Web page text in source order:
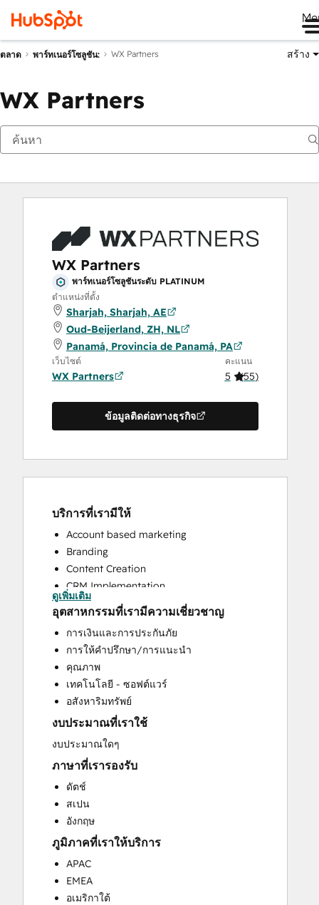
ตลาด พาร์ทเนอร์โซลูชัน: WX Partners สร้าง
WX Partners
WX Partners
พาร์ทเนอร์โซลูชันระดับ PLATINUM
ตำแหน่งที่ตั้ง
Sharjah, Sharjah, AE
Oud-Beijerland, ZH, NL
Panamá, Provincia de Panamá, PA
เว็บไซต์
WX Partners
คะแนน
5 (55)
ข้อมูลติดต่อทางธุรกิจ
บริการที่เรามีให้
Account based marketing
Branding
Content Creation
CRM Implementation
CRM Migration
Custom API Integrations
Email Marketing
Full Inbound Marketing Services
Help Desk Implementation
HubSpot Onboarding
Knowledge Base Development
Paid Advertising
Programmable Automation
Sales and Marketing Alignment
Sales Coaching and Training
Sales Enablement
Search Engine Optimization
Website Design
Website Development
Website Migration
ดูเพิ่มเติม
อุตสาหกรรมที่เรามีความเชี่ยวชาญ
การเงินและการประกันภัย
การให้คำปรึกษา/การแนะนำ
คุณภาพ
เทคโนโลยี - ซอฟต์แวร์
อสังหาริมทรัพย์
งบประมาณที่เราใช้
งบประมาณใดๆ
ภาษาที่เรารองรับ
ดัตช์
สเปน
อังกฤษ
ภูมิภาคที่เราให้บริการ
APAC
EMEA
อเมริกาใต้